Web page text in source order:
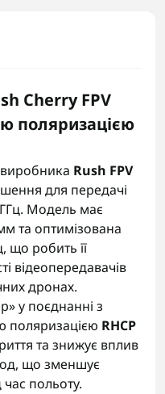
Cherry FPV
поляризацією
Rush FPV
для передачі
ГГц. Модель має
та оптимізована
що робить її
відеопередавачів
дронах.
у поєднанні з
поляризацією RHCP
та знижує вплив
що зменшує
польоту.